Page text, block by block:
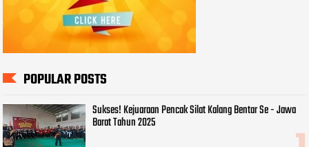
POPULAR POSTS
Sukses! Kejuaraan Pencak Silat Kalang Bentar Se - Jawa
Barat Tahun 2025